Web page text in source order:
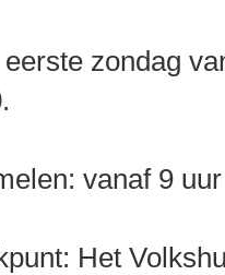
eerste zondag
vanaf 9 uur
Het